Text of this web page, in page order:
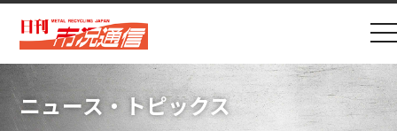
ニュース・トピックス